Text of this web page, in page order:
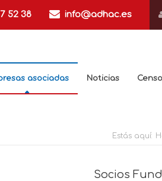
52 38 info@adhac.es
asociadas Noticias
Estás aquí:
Socios